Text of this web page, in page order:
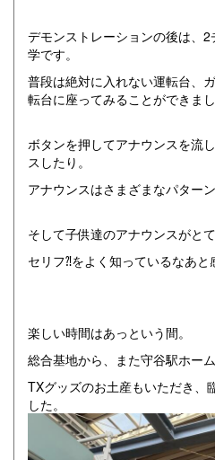
デモンストレーションの後は、
学です。
普段は絶対に入れない運転台、
転台に座ってみることができまし
ボタンを押してアナウンスを流
スしたり。
アナウンスはさまざまなパター
そして子供達のアナウンスがと
セリフ⁈をよく知っているなあと
楽しい時間はあっという間。
総合基地から、また守谷駅ホーム
TXグッズのお土産もいただき、
した。